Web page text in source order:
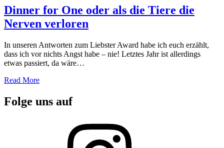
Dinner for One oder als die Tiere die
Nerven verloren
In unseren Antworten zum Liebster Award habe ich euch erzählt,
dass ich vor nichts Angst habe – nie! Letztes Jahr ist allerdings
etwas passiert, da wäre…
Read More
Folge uns auf